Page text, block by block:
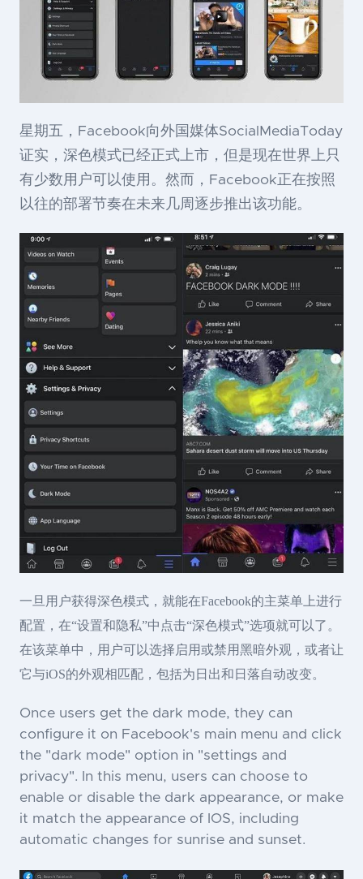
星期五，Facebook向外国媒体SocialMediaToday
证实，深色模式已经正式上市，但是现在世界上只
有少数用户可以使用。然而，Facebook正在按照
以往的部署节奏在未来几周逐步推出该功能。
一旦用户获得深色模式，就能在Facebook的主菜单上进行
配置，在“设置和隐私”中点击“深色模式”选项就可以了。
在该菜单中，用户可以选择启用或禁用黑暗外观，或者让
它与iOS的外观相匹配，包括为日出和日落自动改变。
Once users get the dark mode, they can
configure it on Facebook's main menu and click
the "dark mode" option in "settings and
privacy". In this menu, users can choose to
enable or disable the dark appearance, or make
it match the appearance of IOS, including
automatic changes for sunrise and sunset.